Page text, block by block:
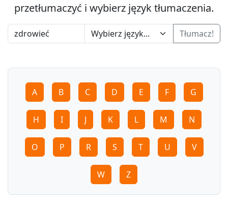
przetłumaczyć i wybierz język tłumaczenia.
Tłumacz!
A B C D E F G
H I J K L M N
O P R S T U V
W Z